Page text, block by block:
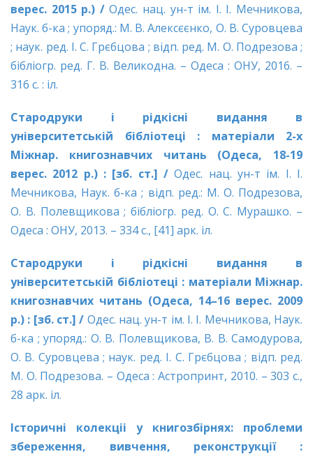
верес. 2015 р.) /Одес. нац. ун-т ім. І. І. Мечникова,
Наук. б-ка ; упоряд.: М. В. Алексєєнко, О. В. Суровцева
; наук. ред. І. С. Грєбцова ; відп. ред. М. О. Подрезова ;
бібліогр. ред. Г. В. Великодна. – Одеса : ОНУ, 2016. –
316 с. : іл.
Стародруки і рідкісні видання в
університетській бібліотеці : матеріали 2-х
Міжнар. книгознавчих читань (Одеса, 18-19
верес. 2012 р.) : [зб. ст.] /Одес. нац. ун-т ім. І. І.
Мечникова, Наук. б-ка ; відп. ред.: М. О. Подрезова,
О. В. Полевщикова ; бібліогр. ред. О. С. Мурашко. –
Одеса : ОНУ, 2013. – 334 с., [41] арк. іл.
Стародруки і рідкісні видання в
університетській бібліотеці : матеріали Міжнар.
книгознавчих читань (Одеса, 14–16 верес. 2009
р.) : [зб. ст.] / Одес. нац. ун-т ім. І. І. Мечникова, Наук.
б-ка ; упоряд.: О. В. Полевщикова, В. В. Самодурова,
О. В. Суровцева ; наук. ред. І. С. Грєбцова ; відп. ред.
М. О. Подрезова. – Одеса : Астропринт, 2010. – 303 с.,
28 арк. іл.
Історичні колекціі у книгозбірнях: проблеми
збереження, вивчення, реконструкції :